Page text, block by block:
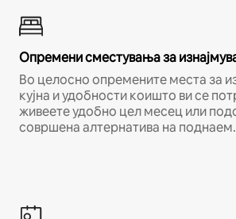
Опремени сместувања за
Во целосно опремените места за
кујна и удобности коишто ви се
живеете удобно цел месец или
совршена алтернатива на поднаем.